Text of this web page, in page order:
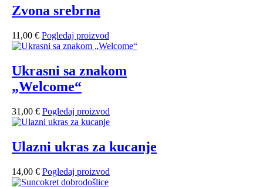
Zvona srebrna
11,00 € Pogledaj proizvod
Ukrasni sa znakom
„Welcome“
31,00 € Pogledaj proizvod
Ulazni ukras za kucanje
14,00 € Pogledaj proizvod